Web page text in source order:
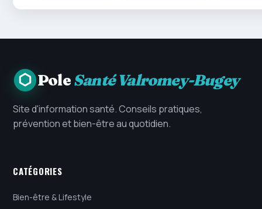
PoleSanté Valromey-Bugey
Site d'information santé. Conseils pratiques,
prévention et bien-être au quotidien.
CATÉGORIES
Bien-être & Lifestyle